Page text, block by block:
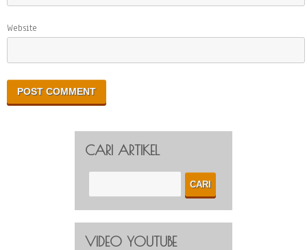
Website
CARI ARTIKEL
VIDEO YOUTUBE